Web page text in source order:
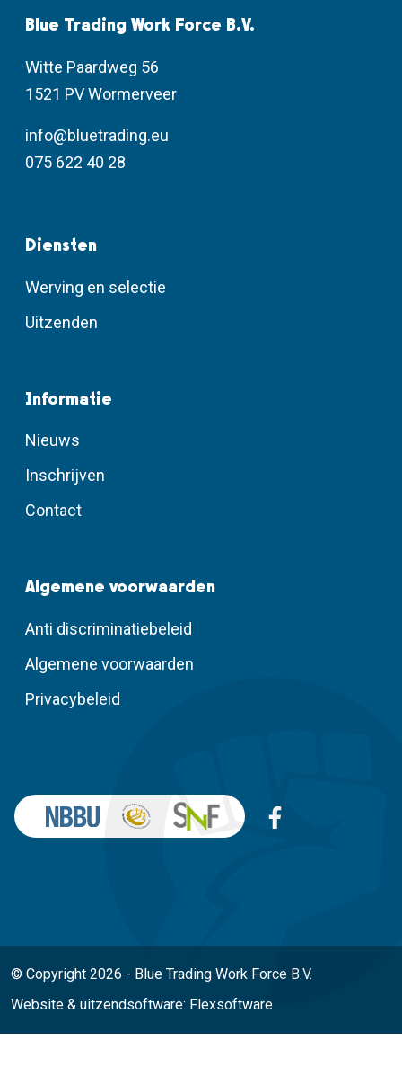
Blue Trading Work Force B.V.
Witte Paardweg 56
1521 PV Wormerveer
info@bluetrading.eu
075 622 40 28
Diensten
Werving en selectie
Uitzenden
Informatie
Nieuws
Inschrijven
Contact
Algemene voorwaarden
Anti discriminatiebeleid
Algemene voorwaarden
Privacybeleid
© Copyright 2026 - Blue Trading Work Force B.V.
Website & uitzendsoftware: Flexsoftware